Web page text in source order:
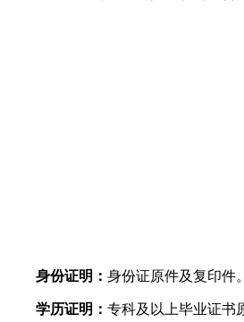
身份证明： 身份证原件及复印件。
学历证明： 专科及以上毕业证书